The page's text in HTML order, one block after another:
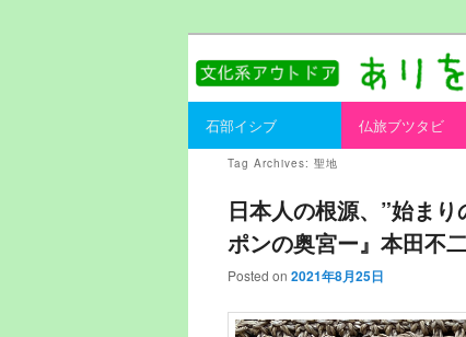
ありをりあ
書を持ってそとへ出よう。
Main menu
Skip to primary content
Skip to secondary content
石部イシブ 仏旅ブツタビ
Tag Archives: 聖地
日本人の根源、”始ま
ポンの奥宮ー』本田不
Posted on 2021年8月25日